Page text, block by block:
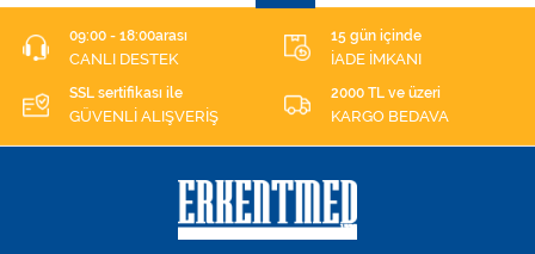
09:00 - 18:00arası
CANLI DESTEK
15 gün içinde
İADE İMKANI
SSL sertifikası ile
GÜVENLİ ALIŞVERİŞ
2000 TL ve üzeri
KARGO BEDAVA